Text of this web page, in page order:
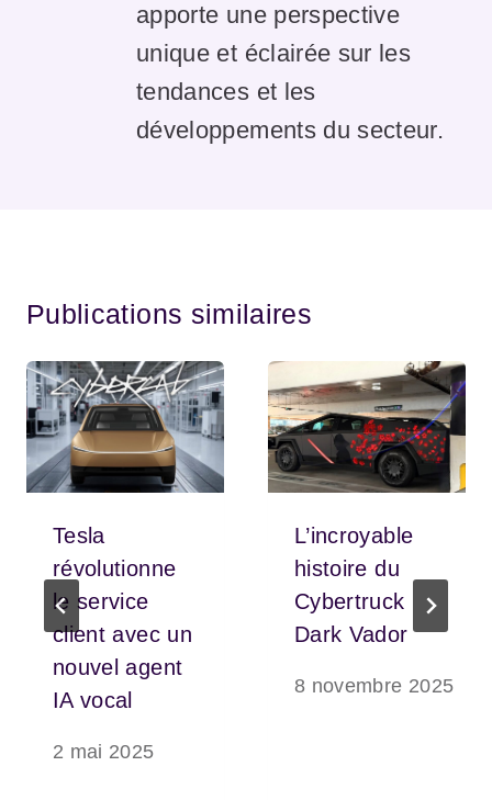
apporte une perspective
unique et éclairée sur les
tendances et les
développements du secteur.
Publications similaires
Tesla
révolutionne
le service
client avec un
nouvel agent
IA vocal
2 mai 2025
L’incroyable
histoire du
Cybertruck
Dark Vador
8 novembre 2025